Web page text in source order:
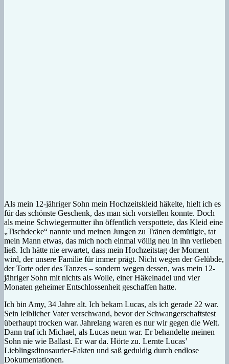
Als mein 12-jähriger Sohn mein Hochzeitskleid häkelte, hielt ich es
für das schönste Geschenk, das man sich vorstellen konnte. Doch
als meine Schwiegermutter ihn öffentlich verspottete, das Kleid eine
„Tischdecke“ nannte und meinen Jungen zu Tränen demütigte, tat
mein Mann etwas, das mich noch einmal völlig neu in ihn verlieben
ließ. Ich hätte nie erwartet, dass mein Hochzeitstag der Moment
wird, der unsere Familie für immer prägt. Nicht wegen der Gelübde,
der Torte oder des Tanzes – sondern wegen dessen, was mein 12-
jähriger Sohn mit nichts als Wolle, einer Häkelnadel und vier
Monaten geheimer Entschlossenheit geschaffen hatte.
Ich bin Amy, 34 Jahre alt. Ich bekam Lucas, als ich gerade 22 war.
Sein leiblicher Vater verschwand, bevor der Schwangerschaftstest
überhaupt trocken war. Jahrelang waren es nur wir gegen die Welt.
Dann traf ich Michael, als Lucas neun war. Er behandelte meinen
Sohn nie wie Ballast. Er war da. Hörte zu. Lernte Lucas’
Lieblingsdinosaurier-Fakten und saß geduldig durch endlose
Dokumentationen.